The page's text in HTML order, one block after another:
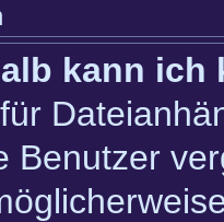
kann ich
Benutzer